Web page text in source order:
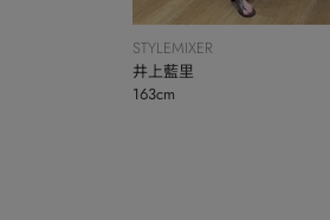
STYLEMIXER
井上藍里
163cm